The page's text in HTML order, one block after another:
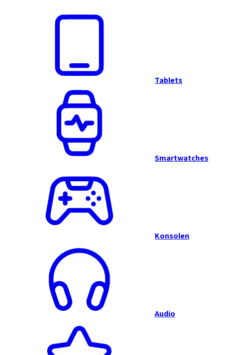
Tablets
Smartwatches
Konsolen
Audio